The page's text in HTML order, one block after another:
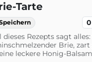
Tarte
0
dieses Rezepts sagt
Brie, zart
leckere Honig-